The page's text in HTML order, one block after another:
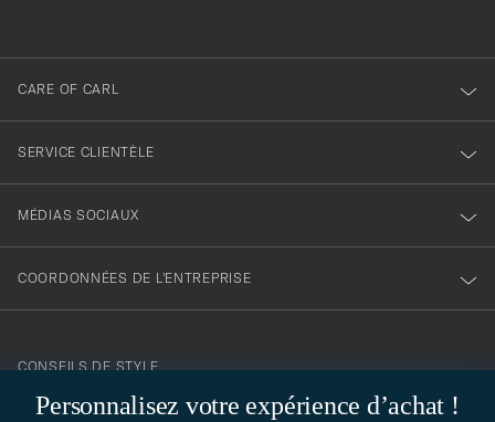
Personnalisez votre expérience d’achat !
CARE OF CARL
SERVICE CLIENTÈLE
MÉDIAS SOCIAUX
COORDONNÉES DE L'ENTREPRISE
CONSEILS DE STYLE
Besoin d'aide pour trouver votre style ? Laissez-nous vous guider,